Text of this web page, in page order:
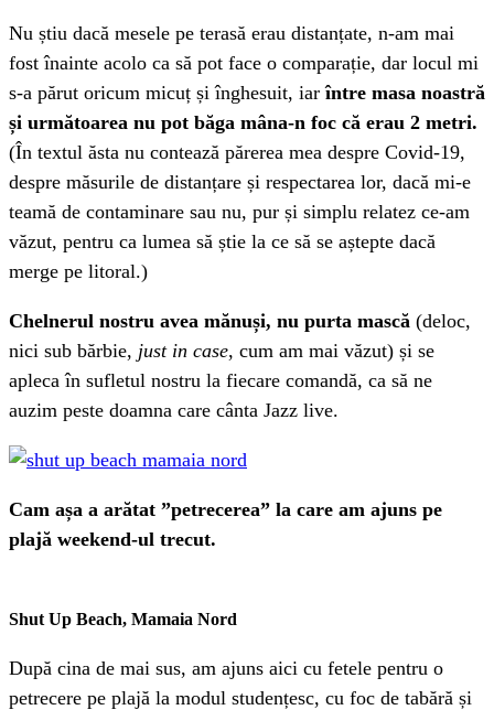
Nu știu dacă mesele pe terasă erau distanțate, n-am mai
fost înainte acolo ca să pot face o comparație, dar locul mi
s-a părut oricum micuț și înghesuit, iarîntre masa noastră
și următoarea nu pot băga mâna-n foc că erau 2 metri.
(În textul ăsta nu contează părerea mea despre Covid-19,
despre măsurile de distanțare și respectarea lor, dacă mi-e
teamă de contaminare sau nu, pur și simplu relatez ce-am
văzut, pentru ca lumea să știe la ce să se aștepte dacă
merge pe litoral.)
Chelnerul nostru avea mănuși, nu purta mască (deloc,
nici sub bărbie, just in case, cum am mai văzut) și se
apleca în sufletul nostru la fiecare comandă, ca să ne
auzim peste doamna care cânta Jazz live.
Cam așa a arătat ”petrecerea” la care am ajuns pe
plajă weekend-ul trecut.
Shut Up Beach, Mamaia Nord
După cina de mai sus, am ajuns aici cu fetele pentru o
petrecere pe plajă la modul studențesc, cu foc de tabără și